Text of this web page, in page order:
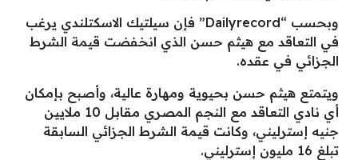
وبحسب “Dailyrecord” فإن سيلتيك الاسكتلندي يرغب
في التعاقد مع هيثم حسن الذي انخفضت قيمة الشرط
الجزائي في عقده.
ويتمتع هيثم حسن بحيوية ومهارة عالية، وأصبح بإمكان
أي نادي التعاقد مع النجم المصري مقابل 10 ملايين
جنيه إسترليني، وكانت قيمة الشرط الجزائي السابقة
تبلغ 16 مليون إسترليني.